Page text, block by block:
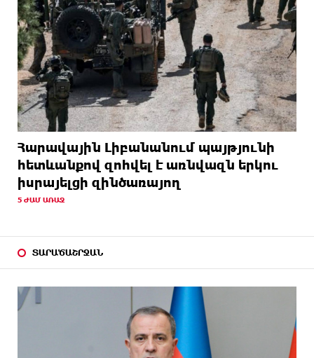
Հարավային Լիբանանում պայթյունի
հետևանքով զոհվել է առնվազն երկու
իսրայելցի զինծառայող
5 ԺԱՄ ԱՌԱՋ
ՏԱՐԱԾԱՇՐՋԱՆ